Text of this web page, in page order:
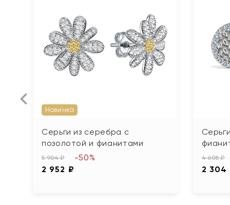
Новинка
Серьги из серебра с
позолотой и фианитами
5 904 ₽
2 952 ₽
-50% 4 608 ₽
2 304